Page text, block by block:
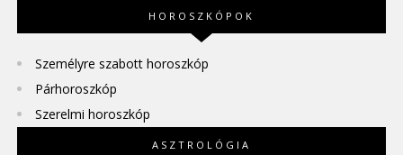
HOROSZKÓPOK
Személyre szabott horoszkóp
Párhoroszkóp
Szerelmi horoszkóp
ASZTROLÓGIA